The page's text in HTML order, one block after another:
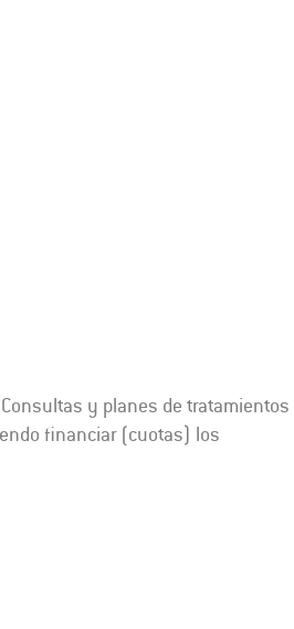
y planes de tratamientos
financiar (cuotas) los